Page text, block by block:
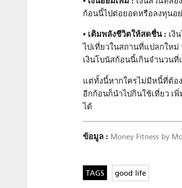
ก้อนนี้ไปต่อยอดหรือลงทุนอ
• เติมพลังชีวิตให้สดชื่น : เงิ
ไปเที่ยวในสถานที่แปลกใหม่
เงินโบนัสก้อนนี้เกินจำนวนที่
แต่ทั้งนี้หากใครไม่มีหนี้ที่ต้อง
อีกก้อนก็นำไปกินใช้เที่ยว เ
ได้
ข้อมูล : Money Fitness by
good life